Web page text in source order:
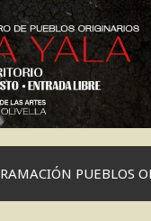
PUEBLOS